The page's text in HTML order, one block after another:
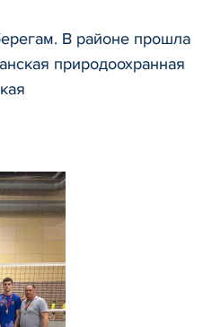
В районе прошла
природоохранная